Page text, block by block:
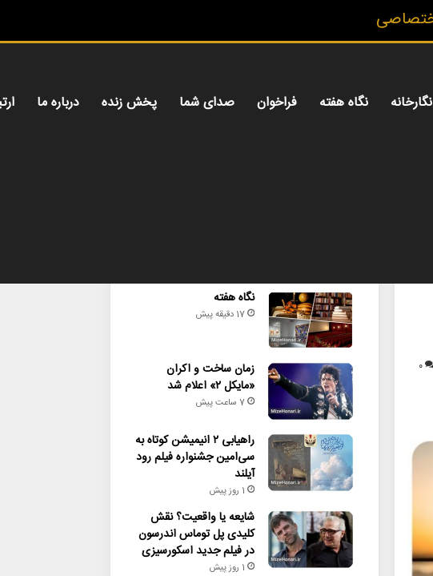
نگارخانه نگاه هفته فراخوان صدای شما پخش زنده درباره ما
۰
نگاه هفته
17 دقیقه پیش
زمان ساخت و اکران
«مایکل ۲» اعلام شد
7 ساعت پیش
راهیابی ۲ انیمیشن کوتاه به
سی‌امین جشنواره فیلم رود
آیلند
1 روز پیش
شایعه یا واقعیت؟ نقش
کلیدی پل توماس اندرسون
در فیلم جدید اسکورسیزی
1 روز پیش